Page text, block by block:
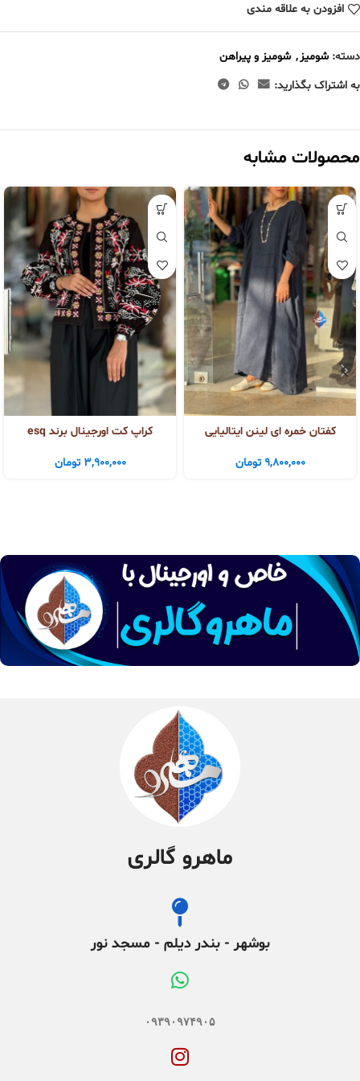
افزودن به علاقه مندی
دسته: شومیز, شومیز و پیراهن
به اشتراک بگذارید:
محصولات مشابه
کفتان خمره ای لینن ایتالیایی
9,800,000 تومان
کراپ کت اورجینال برند esq
3,900,000 تومان
ماهرو گالری
بوشهر - بندر دیلم - مسجد نور
۰۹۳۹۰۹۷۴۹۰۵